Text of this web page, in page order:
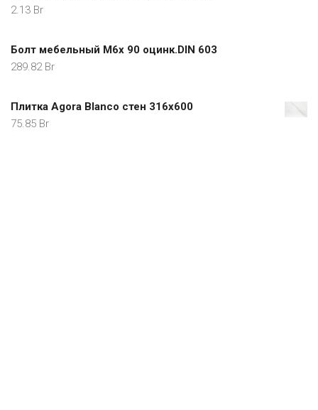
2.13 Br
Болт мебельный M6х 90 оцинк.DIN 603
289.82 Br
Плитка Agora Blanco стен 316х600
75.85 Br